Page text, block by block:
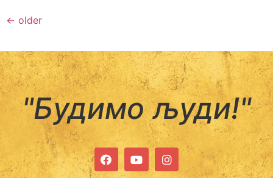
← older
"Будимо људи!"